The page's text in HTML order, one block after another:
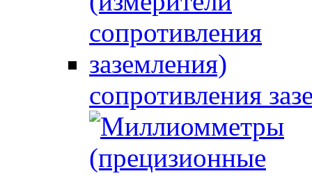
сопротивления